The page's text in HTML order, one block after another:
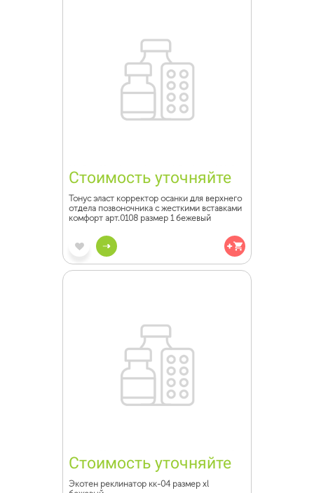
Стоимость уточняйте
Тонус эласт корректор осанки для верхнего
отдела позвоночника с жесткими вставками
комфорт арт.0108 размер 1 бежевый
Стоимость уточняйте
Экотен реклинатор кк-04 размер xl